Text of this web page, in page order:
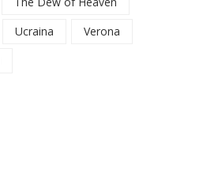
Ucraina
Verona